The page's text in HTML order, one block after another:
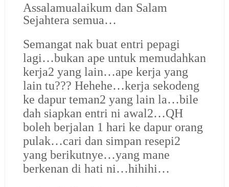
Assalamualaikum dan Salam
Sejahtera semua…
Semangat nak buat entri pepagi
lagi…bukan ape untuk memudahkan
kerja2 yang lain…ape kerja yang
lain tu??? Hehehe…kerja sekodeng
ke dapur teman2 yang lain la…bile
dah siapkan entri ni awal2…QH
boleh berjalan 1 hari ke dapur orang
pulak…cari dan simpan resepi2
yang berikutnye…yang mane
berkenan di hati ni…hihihi…